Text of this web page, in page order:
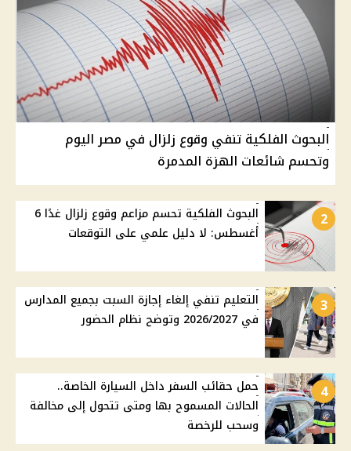
البحوث الفلكية تنفي وقوع زلزال في مصر اليوم
وتحسم شائعات الهزة المدمرة
2
البحوث الفلكية تحسم مزاعم وقوع زلزال غدًا 6
أغسطس: لا دليل علمي على التوقعات
3
التعليم تنفي إلغاء إجازة السبت بجميع المدارس
في 2026/2027 وتوضح نظام الحضور
4
حمل حقائب السفر داخل السيارة الخاصة..
الحالات المسموح بها ومتى تتحول إلى مخالفة
وسحب للرخصة